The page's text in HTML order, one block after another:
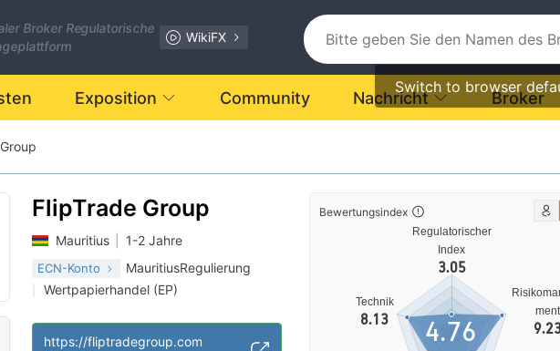
Broker Regulatorische
WikiFX
Switch to browser
Exposition Community Nachricht Broker
FlipTrade Group
Mauritius 1-2 Jahre
ECN-Konto MauritiusRegulierung
Wertpapierhandel (EP)
Offshore-Regulierung
https://fliptradegroup.com
Bewertungsindex
Regulatorischer
Index
3.05
Technik
8.13
ment
4.76